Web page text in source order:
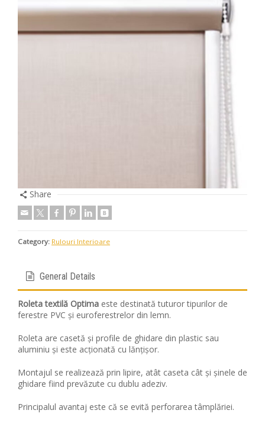
Share
Category: Rulouri Interioare
General Details
Roleta textilă Optima este destinată tuturor tipurilor de
ferestre PVC și euroferestrelor din lemn.
Roleta are casetă și profile de ghidare din plastic sau
aluminiu și este acționată cu lănțișor.
Montajul se realizează prin lipire, atât caseta cât și șinele de
ghidare fiind prevăzute cu dublu adeziv.
Principalul avantaj este că se evită perforarea tâmplăriei.